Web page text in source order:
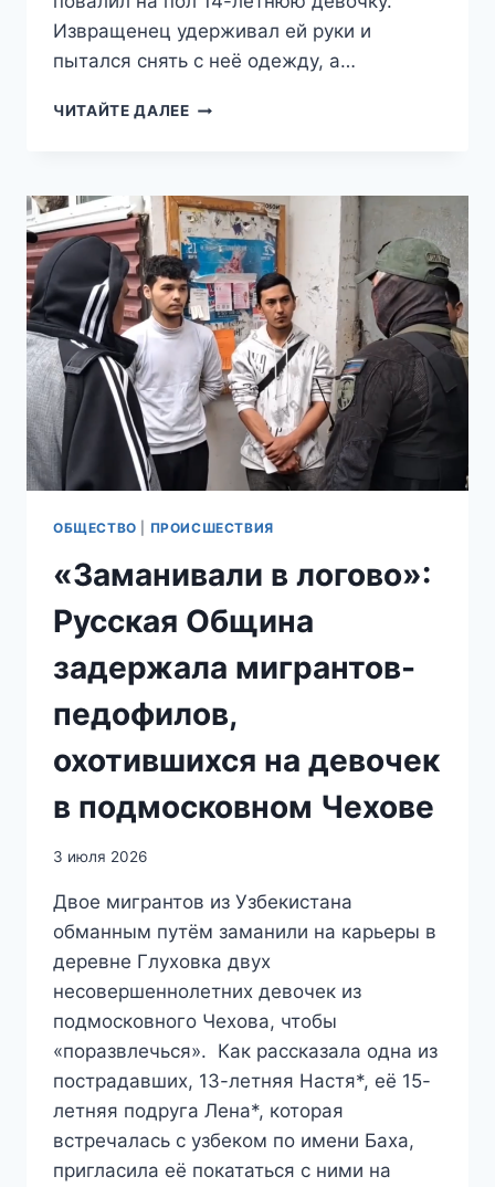
Извращенец удерживал ей руки и
пытался снять с неё одежду, а…
ЧИТАЙТЕ ДАЛЕЕВ
ПЕДОФИЛА,
НАПАВШЕГО
НА
ШКОЛЬНИЦУ
В
ПАРАДНОЙ
ДОМА
В
ШУШАРАХ
ОБЩЕСТВО ПРОИСШЕСТВИЯ
«Заманивали в логово»:
Русская Община
задержала мигрантов-
педофилов,
охотившихся на девочек
в подмосковном Чехове
3 июля 2026
Двое мигрантов из Узбекистана
обманным путём заманили на карьеры в
деревне Глуховка двух
несовершеннолетних девочек из
подмосковного Чехова, чтобы
«поразвлечься». Как рассказала одна из
пострадавших, 13-летняя Настя*, её 15-
летняя подруга Лена*, которая
встречалась с узбеком по имени Баха,
пригласила её покататься с ними на